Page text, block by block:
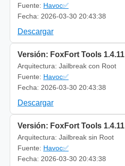
Fuente: Havoc✅
Fecha: 2026-03-30 20:43:38
Descargar
Versión: FoxFort Tools 1.4.11
Arquitectura: Jailbreak con Root
Fuente: Havoc✅
Fecha: 2026-03-30 20:43:38
Descargar
Versión: FoxFort Tools 1.4.11
Arquitectura: Jailbreak sin Root
Fuente: Havoc✅
Fecha: 2026-03-30 20:43:38